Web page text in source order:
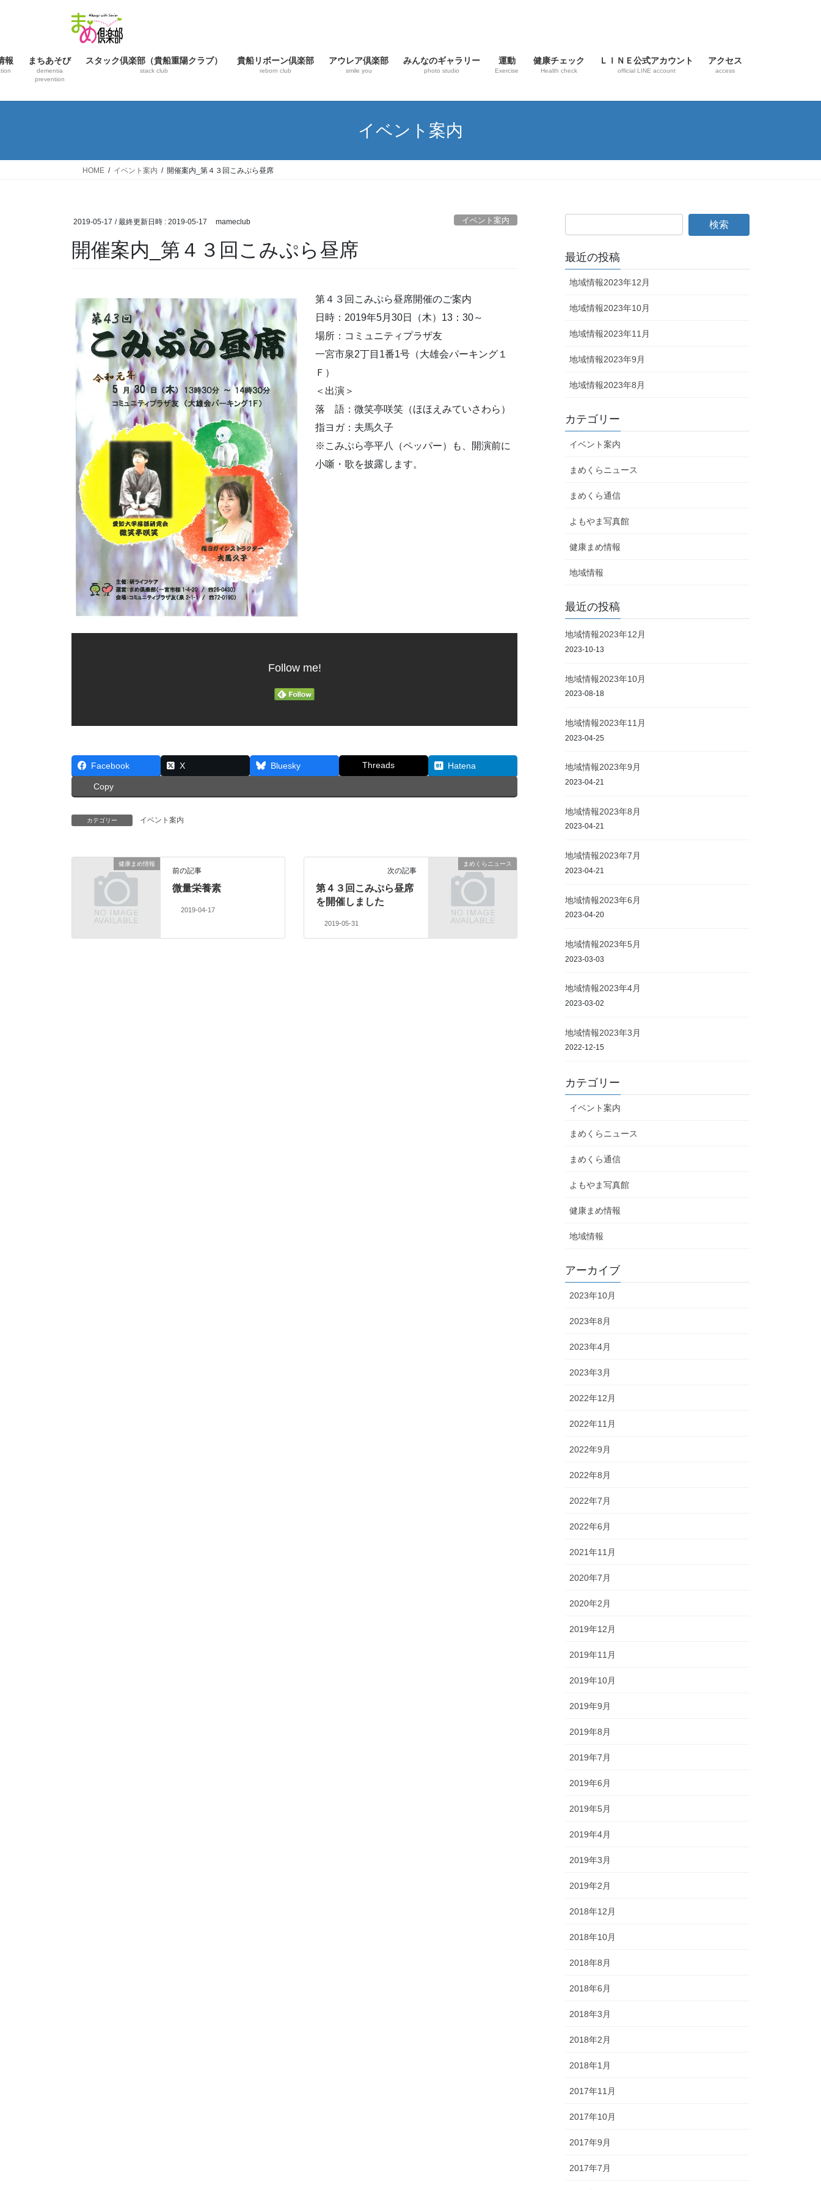
ツ
シ報 まちあそび
dementia
prevention
スタック倶楽部（貴船重陽クラブ）
stack club
貴船リボーン倶楽部
reborn club
アウレア倶楽部
smile you
みんなのギャラリー
photo studio
運動
Exercise
健康チェック
Health check
ＬＩＮＥ公式アカウント
official LINE account
アクセス
access
イベント案内
HOME イベント案内 開催案内_第４３回こみぷら昼席
2019-05-17 / 最終更新日時 : 2019-05-17 mameclub イベント案内
開催案内_第４３回こみぷら昼席
第４３回こみぷら昼席開催のご案内
日時：2019年5月30日（木）13：30～
場所：コミュニティプラザ友
一宮市泉2丁目1番1号（大雄会パーキング１
Ｆ）
＜出演＞
落 語：微笑亭咲笑（ほほえみていさわら）
指ヨガ：夫馬久子
※こみぷら亭平八（ペッパー）も、開演前に
小噺・歌を披露します。
Follow me!
Facebook X Bluesky Threads Hatena
Copy
カテゴリー イベント案内
健康まめ情報
前の記事
微量栄養素
2019-04-17
まめくらニュース
次の記事
第４３回こみぷら昼席
を開催しました
2019-05-31
最近の投稿
地域情報2023年12月
地域情報2023年10月
地域情報2023年11月
地域情報2023年9月
地域情報2023年8月
カテゴリー
イベント案内
まめくらニュース
まめくら通信
よもやま写真館
健康まめ情報
地域情報
最近の投稿
地域情報2023年12月
2023-10-13
地域情報2023年10月
2023-08-18
地域情報2023年11月
2023-04-25
地域情報2023年9月
2023-04-21
地域情報2023年8月
2023-04-21
地域情報2023年7月
2023-04-21
地域情報2023年6月
2023-04-20
地域情報2023年5月
2023-03-03
地域情報2023年4月
2023-03-02
地域情報2023年3月
2022-12-15
カテゴリー
イベント案内
まめくらニュース
まめくら通信
よもやま写真館
健康まめ情報
地域情報
アーカイブ
2023年10月
2023年8月
2023年4月
2023年3月
2022年12月
2022年11月
2022年9月
2022年8月
2022年7月
2022年6月
2021年11月
2020年7月
2020年2月
2019年12月
2019年11月
2019年10月
2019年9月
2019年8月
2019年7月
2019年6月
2019年5月
2019年4月
2019年3月
2019年2月
2018年12月
2018年10月
2018年8月
2018年6月
2018年3月
2018年2月
2018年1月
2017年11月
2017年10月
2017年9月
2017年7月